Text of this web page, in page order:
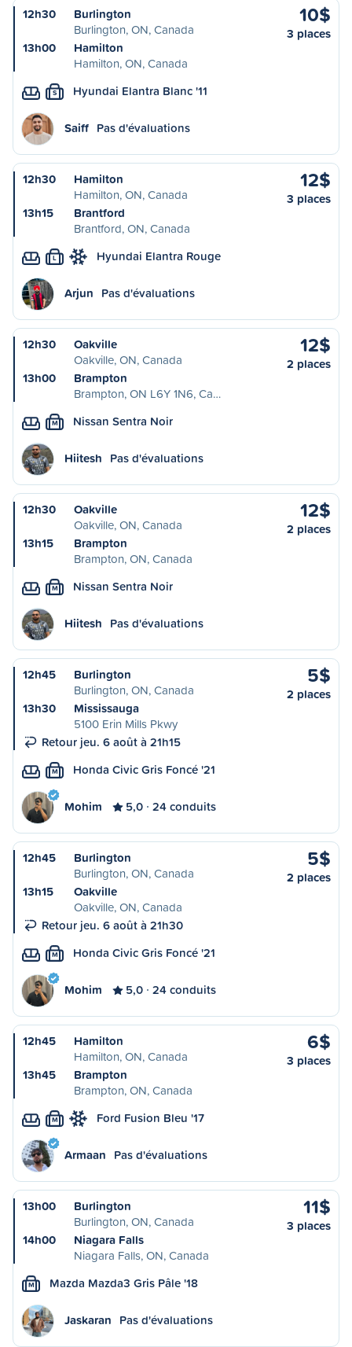
12h30
Burlington
Burlington, ON, Canada
13h00
Hamilton
Hamilton, ON, Canada
10$
3 places
S Hyundai Elantra Blanc '11
Saiff Pas d'évaluations
12h30
Hamilton
Hamilton, ON, Canada
13h15
Brantford
Brantford, ON, Canada
12$
3 places
L Hyundai Elantra Rouge
Arjun Pas d'évaluations
12h30
Oakville
Oakville, ON, Canada
13h00
Brampton
Brampton, ON L6Y 1N6, Ca…
12$
2 places
M Nissan Sentra Noir
Hiitesh Pas d'évaluations
12h30
Oakville
Oakville, ON, Canada
13h15
Brampton
Brampton, ON, Canada
12$
2 places
M Nissan Sentra Noir
Hiitesh Pas d'évaluations
12h45
Burlington
Burlington, ON, Canada
13h30
Mississauga
5100 Erin Mills Pkwy
Retour jeu. 6 août à 21h15
5$
2 places
M Honda Civic Gris Foncé '21
Mohim 5,0 24 conduits
12h45
Burlington
Burlington, ON, Canada
13h15
Oakville
Oakville, ON, Canada
Retour jeu. 6 août à 21h30
5$
2 places
M Honda Civic Gris Foncé '21
Mohim 5,0 24 conduits
12h45
Hamilton
Hamilton, ON, Canada
13h45
Brampton
Brampton, ON, Canada
6$
3 places
M Ford Fusion Bleu '17
Armaan Pas d'évaluations
13h00
Burlington
Burlington, ON, Canada
14h00
Niagara Falls
Niagara Falls, ON, Canada
11$
3 places
M Mazda Mazda3 Gris Pâle '18
Jaskaran Pas d'évaluations